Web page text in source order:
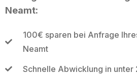
Neamt:
100€ sparen bei Anfrage
Neamt
Schnelle Abwicklung in unter